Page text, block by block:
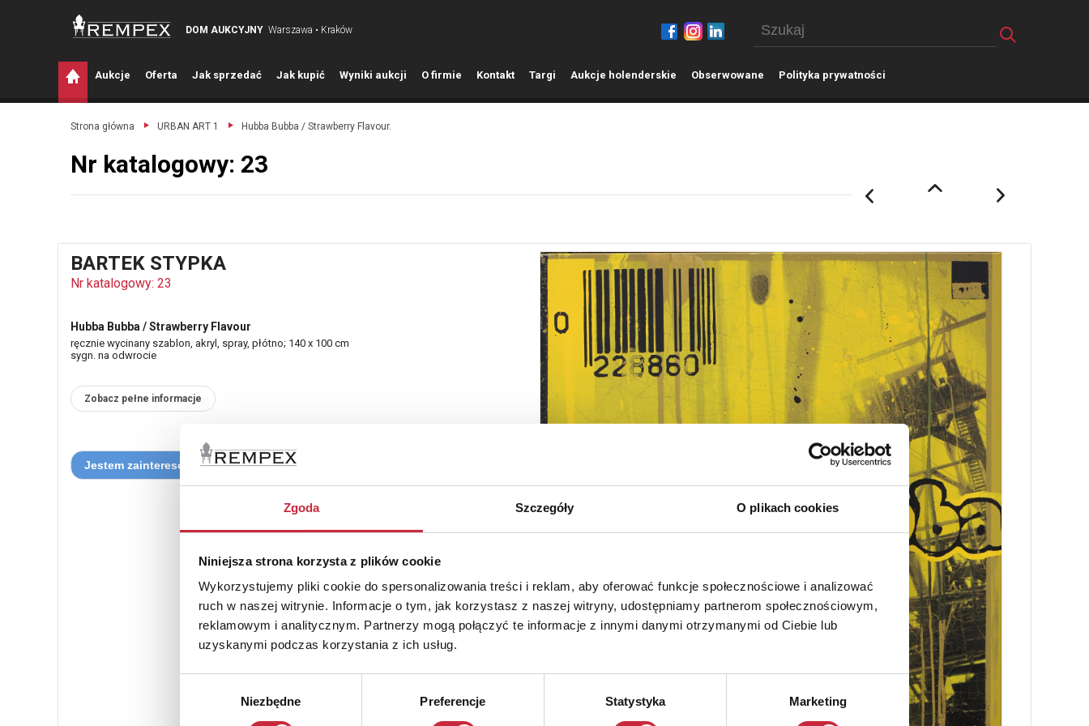
Zgoda Szczegóły O plikach cookies
Niniejsza strona korzysta z plików cookie
Wykorzystujemy pliki cookie do spersonalizowania treści i reklam, aby oferować funkcje społecznościowe i analizować
ruch w naszej witrynie. Informacje o tym, jak korzystasz z naszej witryny, udostępniamy partnerom społecznościowym,
reklamowym i analitycznym. Partnerzy mogą połączyć te informacje z innymi danymi otrzymanymi od Ciebie lub
uzyskanymi podczas korzystania z ich usług.
Niezbędne Preferencje Statystyka Marketing
DOM AUKCYJNY Warszawa • Kraków
Aukcje Oferta Jak sprzedać Jak kupić Wyniki aukcji O firmie Kontakt Targi Aukcje holenderskie Obserwowane Polityka prywatności
Strona główna URBAN ART 1 Hubba Bubba / Strawberry Flavour.
Nr katalogowy: 23
BARTEK STYPKA
Nr katalogowy: 23
Hubba Bubba / Strawberry Flavour
ręcznie wycinany szablon, akryl, spray, płótno; 140 x 100 cm
sygn. na odwrocie
Zobacz pełne informacje